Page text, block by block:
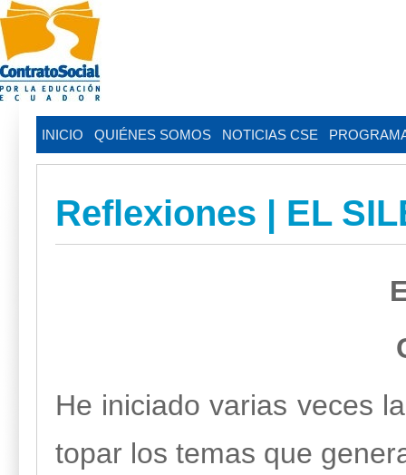
INICIO QUIÉNES SOMOS NOTICIAS CSE
Reflexiones | EL
He iniciado varias veces
topar los temas que